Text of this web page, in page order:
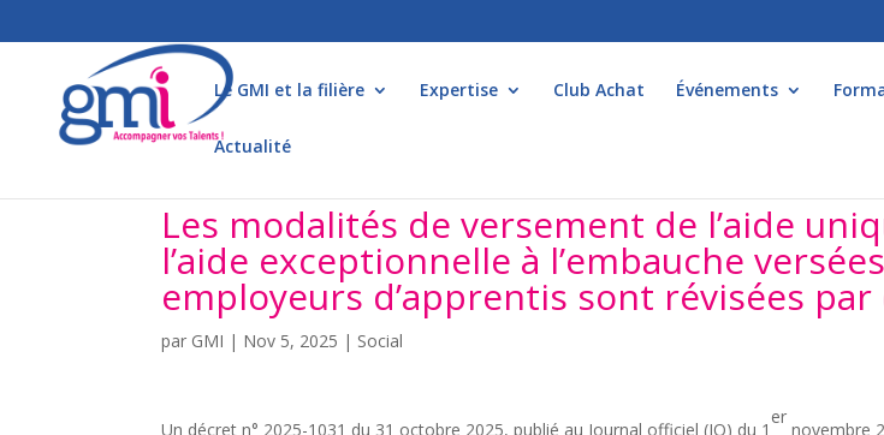
Le GMI et la filière Expertise Club Achat Événements
Actualité
Les modalités de versement de l’aide
l’aide exceptionnelle à l’embauche
employeurs d’apprentis sont révisées
par GMI | Nov 5, 2025 | Social
Un décret n° 2025-1031 du 31 octobre 2025, publié au Journal officiel (JO) du 1
er
novembre